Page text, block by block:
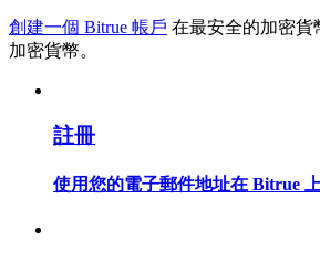
合約功能使用指南
創建一個 Bitrue 帳戶 在最安全的加密貨
加密貨幣。
註冊
使用您的電子郵件地址在 Bitrue 上